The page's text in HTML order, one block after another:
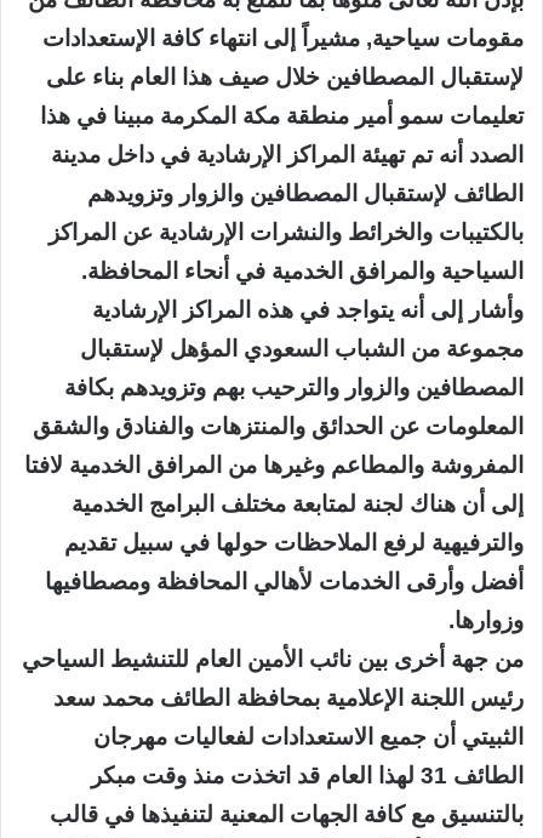
مقومات سياحية, مشيراً إلى انتهاء كافة الإستعدادات
لإستقبال المصطافين خلال صيف هذا العام بناء على
تعليمات سمو أمير منطقة مكة المكرمة مبينا في هذا
الصدد أنه تم تهيئة المراكز الإرشادية في داخل مدينة
الطائف لإستقبال المصطافين والزوار وتزويدهم
بالكتيبات والخرائط والنشرات الإرشادية عن المراكز
السياحية والمرافق الخدمية في أنحاء المحافظة.
وأشار إلى أنه يتواجد في هذه المراكز الإرشادية
مجموعة من الشباب السعودي المؤهل لإستقبال
المصطافين والزوار والترحيب بهم وتزويدهم بكافة
المعلومات عن الحدائق والمنتزهات والفنادق والشقق
المفروشة والمطاعم وغيرها من المرافق الخدمية لافتا
إلى أن هناك لجنة لمتابعة مختلف البرامج الخدمية
والترفيهية لرفع الملاحظات حولها في سبيل تقديم
أفضل وأرقى الخدمات لأهالي المحافظة ومصطافيها
وزوارها.
من جهة أخرى بين نائب الأمين العام للتنشيط السياحي
رئيس اللجنة الإعلامية بمحافظة الطائف محمد سعد
الثبيتي أن جميع الاستعدادات لفعاليات مهرجان
الطائف 31 لهذا العام قد اتخذت منذ وقت مبكر
بالتنسيق مع كافة الجهات المعنية لتنفيذها في قالب